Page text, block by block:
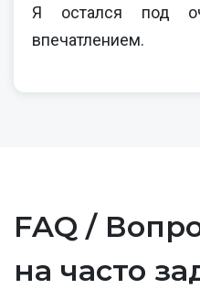
Я остался под
впечатлением.
FAQ /
на часто